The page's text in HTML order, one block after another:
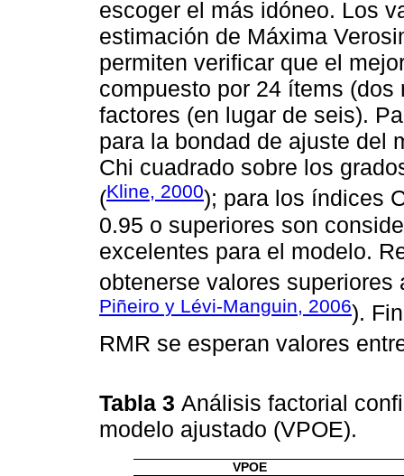
escoger el más idóneo. Los
estimación de Máxima
permiten verificar que el
compuesto por 24 ítems
factores (en lugar de seis).
para la bondad de ajuste del
Chi cuadrado sobre los
(Kline, 2000); para los índices
0.95 o superiores son
excelentes para el modelo.
obtenerse valores superiores
Piñeiro y Lévi-Manguin, 2006).
RMR se esperan valores
Tabla 3 Análisis factorial
modelo ajustado (VPOE).
VPOE